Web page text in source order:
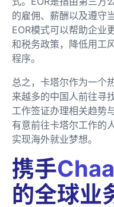
的雇佣、薪酬以及遵守
EOR模式可以帮助企业
和税务政策，降低用工
程序。
总之，卡塔尔作为一个
来越多的中国人前往寻
工作签证办理相关趋势
有意前往卡塔尔工作的
实现海外就业梦想。
携手
的全球业